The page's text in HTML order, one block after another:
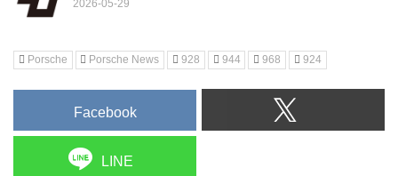
Porsche Porsche News 928 944 968 924
Facebook
LINE